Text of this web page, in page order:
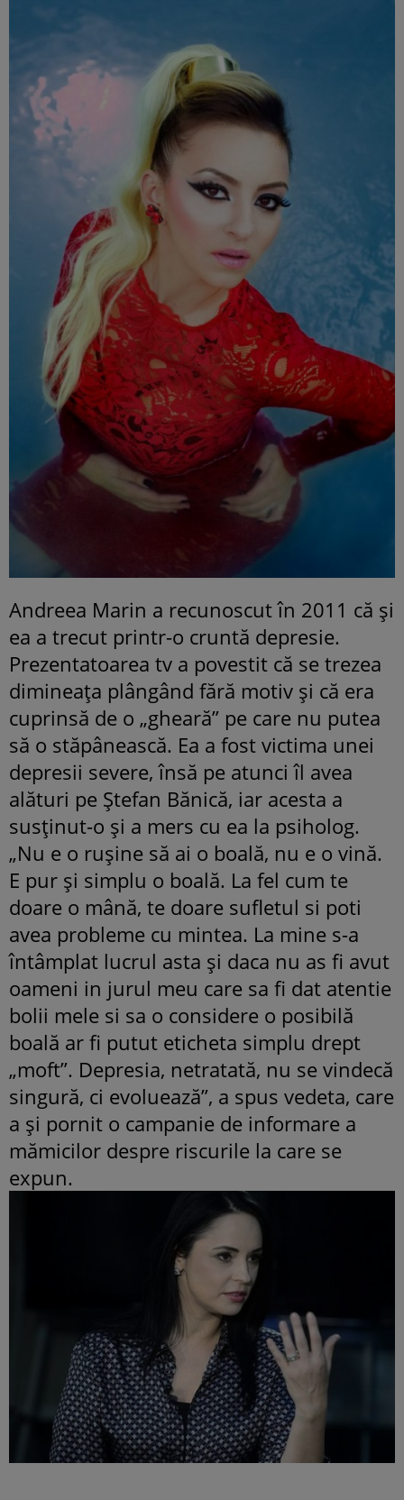
Andreea Marin a recunoscut în 2011 că şi
ea a trecut printr-o cruntă depresie.
Prezentatoarea tv a povestit că se trezea
dimineaţa plângând fără motiv şi că era
cuprinsă de o „gheară” pe care nu putea
să o stăpânească. Ea a fost victima unei
depresii severe, însă pe atunci îl avea
alături pe Ştefan Bănică, iar acesta a
susţinut-o şi a mers cu ea la psiholog.
„Nu e o rușine să ai o boală, nu e o vină.
E pur și simplu o boală. La fel cum te
doare o mână, te doare sufletul si poti
avea probleme cu mintea. La mine s-a
întâmplat lucrul asta şi daca nu as fi avut
oameni in jurul meu care sa fi dat atentie
bolii mele si sa o considere o posibilă
boală ar fi putut eticheta simplu drept
„moft”. Depresia, netratată, nu se vindecă
singură, ci evoluează”, a spus vedeta, care
a şi pornit o campanie de informare a
mămicilor despre riscurile la care se
expun.